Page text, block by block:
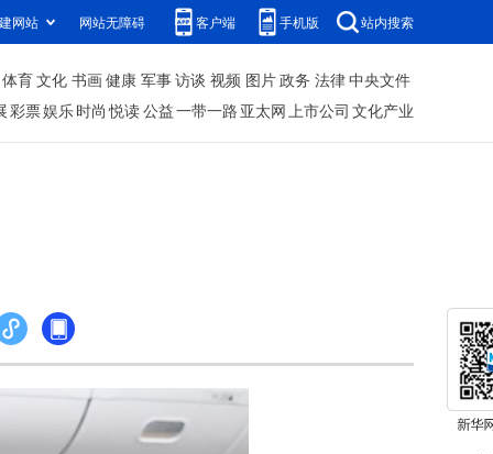
网站 网站无障碍 客户端 手机版 站内搜索
体育文化 书画健康 军事访谈 视频 图片政务 法律中央文件
彩票娱乐时尚 悦读公益一带一路 亚太网上市公司 文化产业